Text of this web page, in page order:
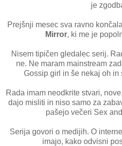
je
Prejšnji mesec sva ravno
Mirror, ki me je
Nisem tipičen gledalec serij.
ne. Ne maram mainstream
Gossip girl in še nekaj oh in
Rada imam neodkrite stvari,
dajo misliti in niso samo za
pašejo večeri Sex
Serija govori o medijih. O
imajo, kako odvisni